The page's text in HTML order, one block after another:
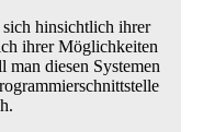
sich hinsichtlich ihrer
ihrer Möglichkeiten
diesen Systemen